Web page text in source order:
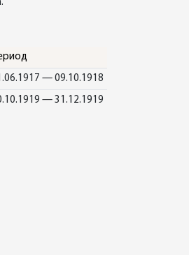
— 09.10.1918
— 31.12.1919